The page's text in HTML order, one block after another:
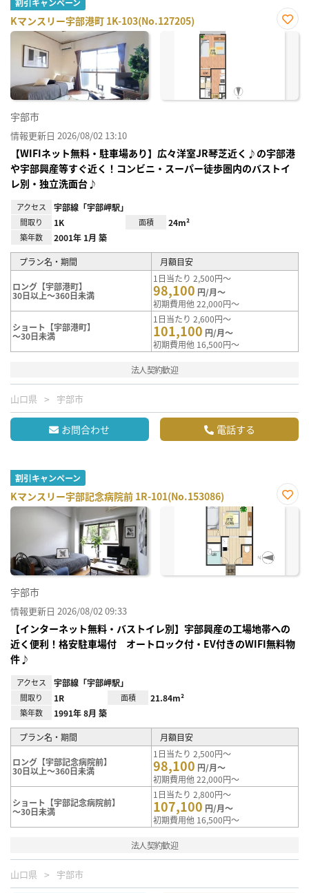
Kマンスリー宇部港町 1K-103(No.127205)
お気
宇部市
情報更新日 2026/08/02 13:10
【WIFIネット無料・駐車場あり】広々洋室JR琴芝近く♪の宇部港
や宇部興産等すぐ近く！コンビニ・スーパー徒歩圏内のバストイ
レ別・独立洗面台♪
アクセス 宇部線「宇部岬駅」
間取り 1K 面積 24m²
築年数 2001年 1月 築
プラン名・期間 月額目安
ロング【宇部港町】
30日以上～360日未満
1日当たり 2,500円～
98,100 円/月～
初期費用他 22,000円～
ショート【宇部港町】
～30日未満
1日当たり 2,600円～
101,100 円/月～
初期費用他 16,500円～
法人契約歓迎
山口県 宇部市
お問合わせ 電話する
割引キャンペーン
Kマンスリー宇部記念病院前 1R-101(No.153086)
お気
宇部市
情報更新日 2026/08/02 09:33
【インターネット無料・バストイレ別】宇部興産の工場地帯への
近く便利！格安駐車場付 オートロック付・EV付きのWIFI無料物
件♪
アクセス 宇部線「宇部岬駅」
間取り 1R 面積 21.84m²
築年数 1991年 8月 築
プラン名・期間 月額目安
ロング【宇部記念病院前】
30日以上～360日未満
1日当たり 2,500円～
98,100 円/月～
初期費用他 22,000円～
ショート【宇部記念病院前】
～30日未満
1日当たり 2,800円～
107,100 円/月～
初期費用他 16,500円～
法人契約歓迎
山口県 宇部市